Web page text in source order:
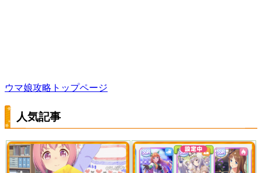
ウマ娘攻略トップページ
人気記事